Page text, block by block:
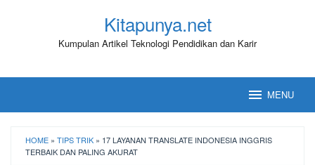
Kitapunya.net
Kumpulan Artikel Teknologi Pendidikan dan Karir
MENU
HOME » TIPS TRIK » 17 LAYANAN TRANSLATE INDONESIA INGGRIS
TERBAIK DAN PALING AKURAT